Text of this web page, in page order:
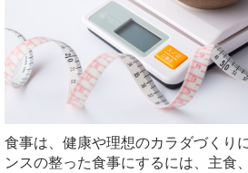
食事は、健康や理想のカラダづくり
ンスの整った食事にするには、主食